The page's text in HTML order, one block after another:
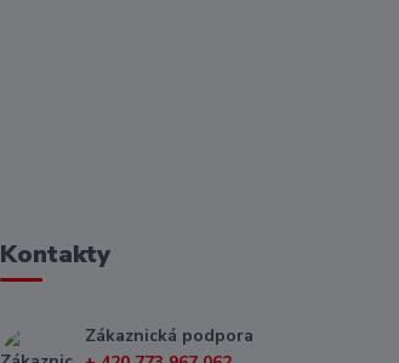
Kontakty
Zákaznická podpora